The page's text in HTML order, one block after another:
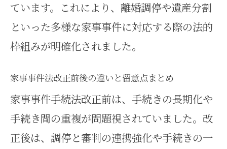
ています。これにより、離婚調停や遺産分割
といった多様な家事事件に対応する際の法的
枠組みが明確化されました。
家事事件法改正前後の違いと留意点まとめ
家事事件手続法改正前は、手続きの長期化や
手続き間の重複が問題視されていました。改
正後は、調停と審判の連携強化や手続きの一